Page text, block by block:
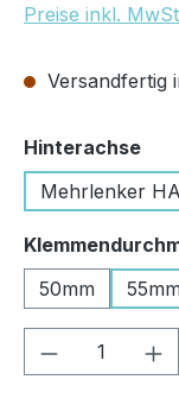
Preise inkl.
Versandfertig
Hinterachse
Mehrlenker HA
50mm
Produkt